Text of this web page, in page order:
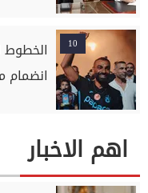
10
الخطوط
انضمام
اهم الاخبار